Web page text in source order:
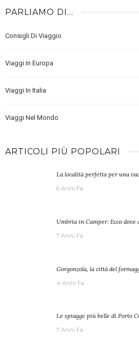
PARLIAMO DI…
Consigli Di Viaggio
Viaggi In Europa
Viaggi In Italia
Viaggi Nel Mondo
ARTICOLI PIÙ POPOLARI
La località perfetta per una
6 Anni Fa
Umbria in Camper: Ecco dove
7 Anni Fa
Gorgonzola, la città del
4 Anni Fa
Le spiagge più belle di Porto
7 Anni Fa